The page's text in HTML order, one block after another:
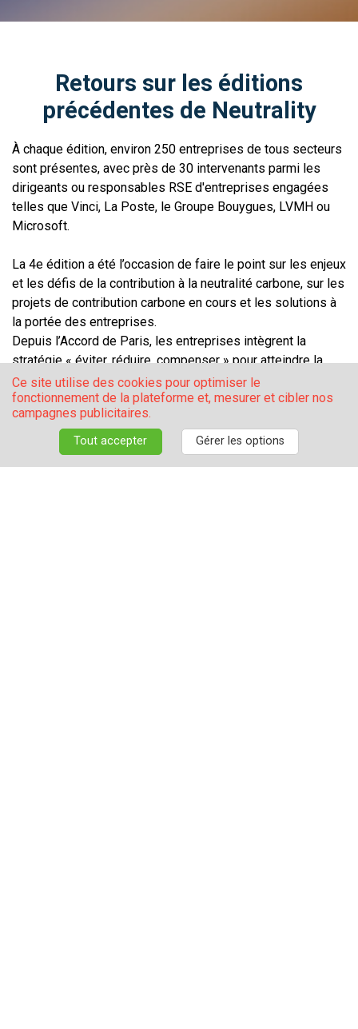
Retours sur les éditions
précédentes de Neutrality
À chaque édition, environ 250 entreprises de tous secteurs
sont présentes, avec près de 30 intervenants parmi les
dirigeants ou responsables RSE d'entreprises engagées
telles que Vinci, La Poste, le Groupe Bouygues, LVMH ou
Microsoft.
La 4e édition a été l’occasion de faire le point sur les enjeux
et les défis de la contribution à la neutralité carbone, sur les
projets de contribution carbone en cours et les solutions à
la portée des entreprises.
Depuis l’Accord de Paris, les entreprises intègrent la
stratégie « éviter, réduire, compenser » pour atteindre la
neutralité carbone et répondre aux attentes sociétales. Les
discussions ont évoqué la gestion forestière et l’agriculture
pour le rôle clé qu'elles jouent dans cette transition,
notamment via des projets de séquestration carbone.
L’enjeu est de concilier rentabilité et impact
Ce site utilise des cookies pour optimiser le
fonctionnement de la plateforme et, mesurer et cibler nos
campagnes publicitaires.
Tout accepter Gérer les options